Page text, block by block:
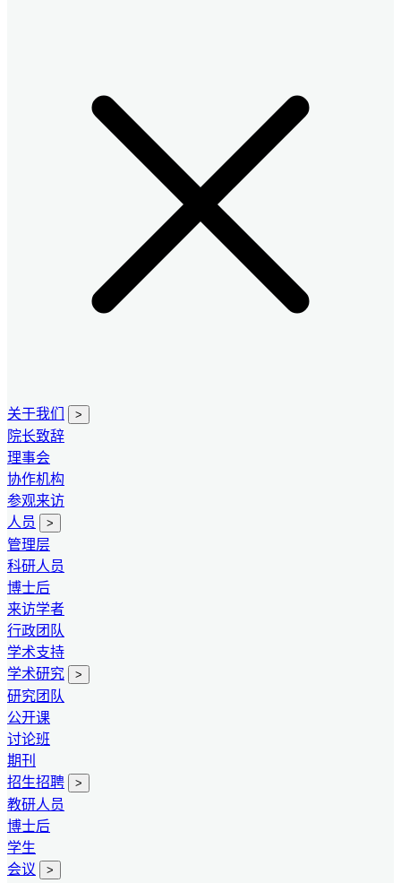
关于我们 >
院长致辞
理事会
协作机构
参观来访
人员
>
管理层
科研人员
博士后
来访学者
行政团队
学术支持
学术研究
>
研究团队
公开课
讨论班
期刊
招生招聘
>
教研人员
博士后
学生
会议
>